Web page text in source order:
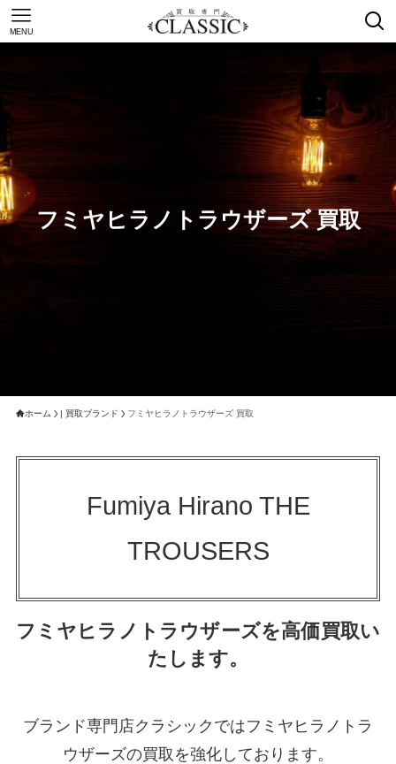
MENU
フミヤヒラノトラウザーズ 買取
ホーム | 買取ブランド フミヤヒラノトラウザーズ 買取
Fumiya Hirano THE
TROUSERS
フミヤヒラノトラウザーズを高価買取い
たします。
ブランド専門店クラシックではフミヤヒラノトラ
ウザーズの買取を強化しております。